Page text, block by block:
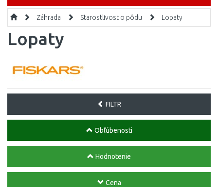
Záhrada Starostlivosť o pôdu Lopaty
Lopaty
FILTR
Obľúbenosti
Hodnotenie
Cena